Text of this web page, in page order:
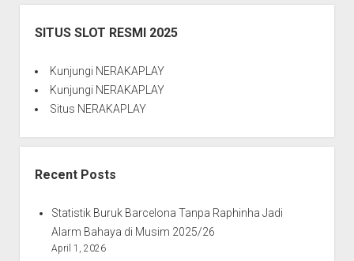
23
2025
to
Head
Timnas
U-
U-
23:
SITUS SLOT RESMI 2025
Kunjungi NERAKAPLAY
Kunjungi NERAKAPLAY
Situs NERAKAPLAY
Recent Posts
Statistik Buruk Barcelona Tanpa Raphinha Jadi
Alarm Bahaya di Musim 2025/26
April 1, 2026